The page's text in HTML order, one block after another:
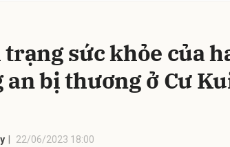
sức khỏe của
an bị thương ở Cư
22/06/2023 18:00